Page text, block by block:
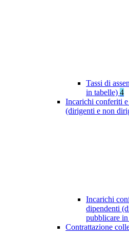
Tassi di
in tabelle) 4
Incarichi conferiti
(dirigenti e non
Incarichi
dipendenti
pubblicare
Contrattazione